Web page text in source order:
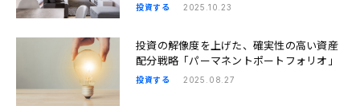
投資する 2025.10.23
投資の解像度を上げた、確実性の高い資産
配分戦略「パーマネントポートフォリオ」
投資する 2025.08.27